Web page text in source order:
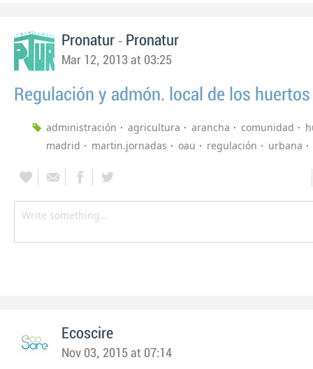
Pronatur - Pronatur
Mar 12, 2013 at 03:25
Regulación y admón. local de los
administración agricultura arancha comunidad
madrid
martin.jornadas oau regulación urbana
Ecoscire
Nov 03, 2015 at 07:14